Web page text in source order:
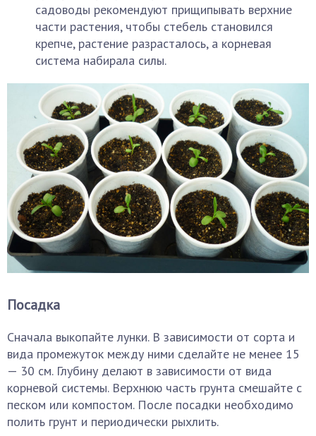
садоводы рекомендуют прищипывать верхние
части растения, чтобы стебель становился
крепче, растение разрасталось, а корневая
система набирала силы.
Посадка
Сначала выкопайте лунки. В зависимости от сорта и
вида промежуток между ними сделайте не менее 15
— 30 см. Глубину делают в зависимости от вида
корневой системы. Верхнюю часть грунта смешайте с
песком или компостом. После посадки необходимо
полить грунт и периодически рыхлить.